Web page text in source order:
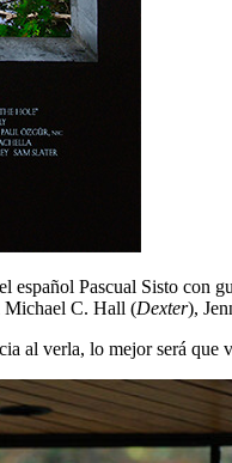
español Pascual Sisto con
Michael C. Hall (Dexter),
al verla, lo mejor será que